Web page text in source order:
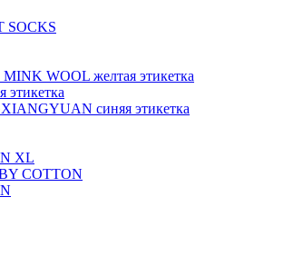
SOCKS
WOOL желтая этикетка
этикетка
синяя этикетка
XL
COTTON